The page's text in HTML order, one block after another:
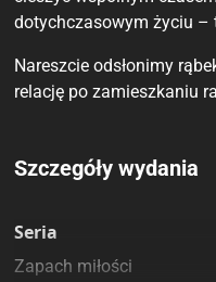
dotychczasowym życiu –
Nareszcie odsłonimy
relację po zamieszkaniu
Porównaj ceny
Szczegóły wydania
Seria
Zapach miłości